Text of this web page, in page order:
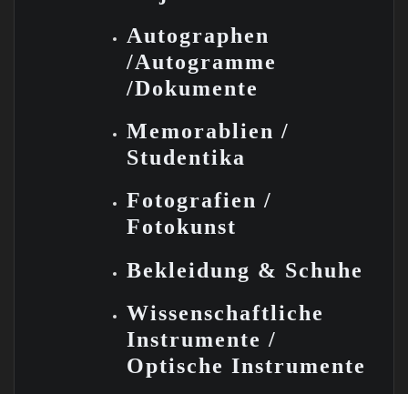
Autographen
/Autogramme
/Dokumente
Memorablien /
Studentika
Fotografien /
Fotokunst
Bekleidung & Schuhe
Wissenschaftliche
Instrumente /
OptischeInstrumente